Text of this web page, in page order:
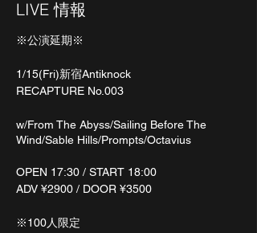
LIVE 情報
※公演延期※
1/15(Fri)新宿Antiknock
RECAPTURE No.003
w/From The Abyss/Sailing Before The
Wind/Sable Hills/Prompts/Octavius
OPEN 17:30 / START 18:00
ADV ¥2900 / DOOR ¥3500
※100人限定